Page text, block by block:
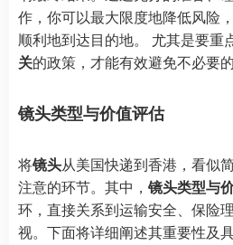
作，你可以最大限度地降低风险
顺利地到达目的地。 尤其是要重
关的政策，才能有效避免不必要的
镜头类型与价值评估
将镜头从美国快递到香港，看似
注意的环节。其中， 镜头类型与
环，直接关系到运输安全、保险
视。下面将详细阐述其重要性及